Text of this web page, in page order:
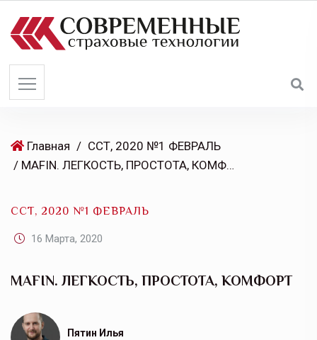
Главная / ССТ, 2020 №1 ФЕВРАЛЬ
/ MAFIN. ЛЕГКОСТЬ, ПРОСТОТА, КОМФОРТ
ССТ, 2020 №1 ФЕВРАЛЬ
16 Марта, 2020
MAFIN. ЛЕГКОСТЬ, ПРОСТОТА, КОМФОРТ
Пятин Илья